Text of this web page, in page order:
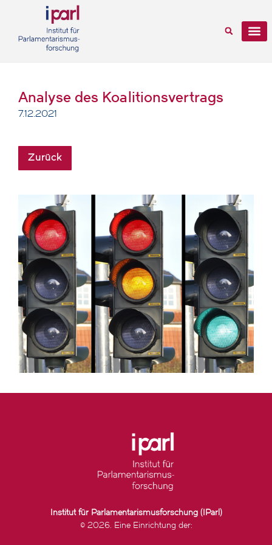
Analyse des Koalitionsvertrags
7.12.2021
Zurück
Institut für Parlamentarismusforschung (IParl)
© 2026. Eine Einrichtung der: